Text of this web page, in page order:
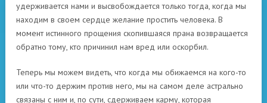
удерживается нами и высвобождается только тогда, когда мы
находим в своем сердце желание простить человека. В
момент истинного прощения скопившаяся прана возвращается
обратно тому, кто причинил нам вред или оскорбил.
Теперь мы можем видеть, что когда мы обижаемся на кого-то
или что-то держим против него, мы на самом деле астрально
связаны с ним и, по сути, сдерживаем карму, которая